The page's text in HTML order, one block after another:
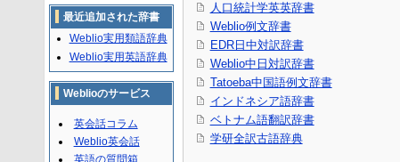
人口統計学英英辞書
Weblio例文辞書
EDR日中対訳辞書
Weblio中日対訳辞書
Tatoeba中国語例文辞書
インドネシア語辞書
ベトナム語翻訳辞書
学研全訳古語辞典
最近追加された辞書
Weblio実用類語辞典
Weblio実用英語辞典
Weblioのサービス
英会話コラム
Weblio英会話
英語の質問箱